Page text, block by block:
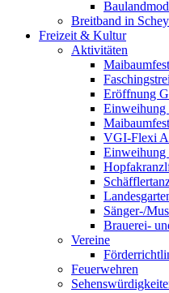
Breitband in
Freizeit & Kultur
Aktivitäten
Eröffnung
Einweihung
VGI-Flexi
Einweihung
Sänger-/
Brauerei-
Vereine
Feuerwehren